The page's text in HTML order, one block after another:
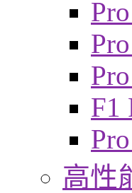
F1
高性